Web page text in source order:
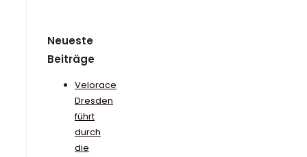
Neueste
Beiträge
Velorace
Dresden
führt
durch
die